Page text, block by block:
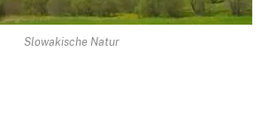
Slowakische Natur